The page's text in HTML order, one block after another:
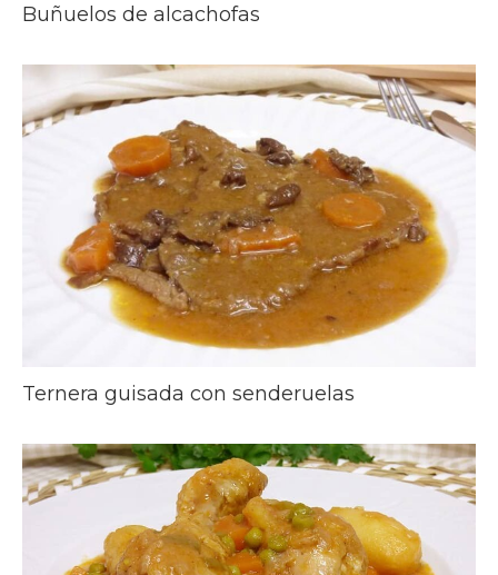
Buñuelos de alcachofas
Ternera guisada con senderuelas